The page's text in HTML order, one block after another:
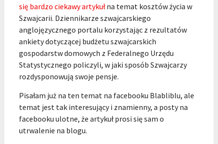
się bardzo ciekawy artykułna temat kosztów życia w
Szwajcarii. Dziennikarze szwajcarskiego
anglojęzycznego portalu korzystając z rezultatów
ankiety dotyczącej budżetu szwajcarskich
gospodarstw domowych z Federalnego Urzędu
Statystycznego policzyli, w jaki sposób Szwajcarzy
rozdysponowują swoje pensje.
Pisałam już na ten temat na facebooku Blabliblu, ale
temat jest tak interesujący i znamienny, a posty na
facebooku ulotne, że artykuł prosi się sam o
utrwalenie na blogu.